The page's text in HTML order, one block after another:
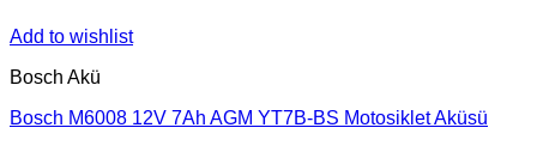
Add to wishlist
Bosch Akü
Bosch M6008 12V 7Ah AGM YT7B-BS Motosiklet Aküsü